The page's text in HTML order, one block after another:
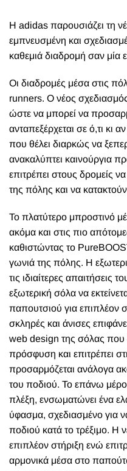
H adidas παρουσιάζει τη
εμπνευσμένη και
καθεμιά διαδρομή σαν μία
Οι διαδρομές μέσα στις
runners. Ο νέος σχεδιασμός
ώστε να μπορεί να
ανταπεξέρχεται σε ό,τι κι
που θέλει διαρκώς να
ανακαλύπτει καινούργια
επιτρέπει στους δρομείς
της πόλης και να
Το πλατύτερο μπροστινό
ακόμα και στις πιο
καθιστώντας το
γωνιά της πόλης. Η
τις ιδιαίτερες απαιτήσεις
εξωτερική σόλα να
παπουτσιού για επιπλέον
σκληρές και άνισες
web design της σόλας που
πρόσφυση και επιτρέπει
προσαρμόζεται ανάλογα
του ποδιού. Το επάνω
πλέξη, ενσωματώνει ένα
ύφασμα, σχεδιασμένο για
ποδιού κατά το τρέξιμο.
επιπλέον στήριξη ενώ
αρμονικά μέσα στο